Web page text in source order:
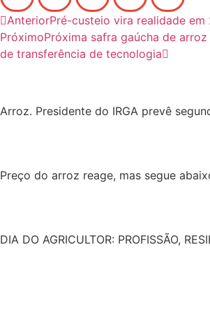
AnteriorPré-custeio vira realidade em
PróximoPróxima safra gaúcha de
de transferência de tecnologia
Arroz. Presidente do IRGA prevê
Preço do arroz reage, mas segue
DIA DO AGRICULTOR: PROFISSÃO,